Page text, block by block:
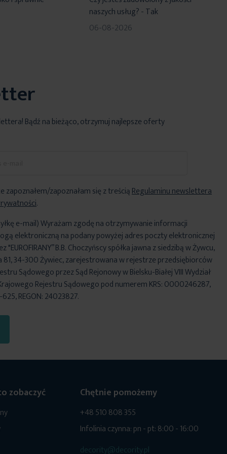
naszych usług? - Tak
06-08-2026
Bądź na bieżąco, otrzymuj najlepsze oferty
zapoznałem/zapoznałam się z treściąRegulaminu newslettera
.
e-mail) Wyrażam zgodę na otrzymywanie informacji
elektroniczną na podany powyżej adres poczty elektronicznej
"EUROFIRANY” B.B. Choczyńscy spółka jawna z siedzibą w Żywcu,
81, 34-300 Żywiec, zarejestrowana w rejestrze przedsiębiorców
Sądowego przez Sąd Rejonowy w Bielsku-Białej VIII Wydział
Rejestru Sądowego pod numerem KRS: 0000246287,
REGON: 24023827.
zobaczyć Chętnie pomożemy
+48 510 808 355
Infolinia czynna: pn - pt: 8:00 - 16:00
decority@decority.pl